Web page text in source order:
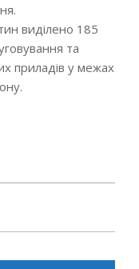
виділено 185
та
приладів у межах